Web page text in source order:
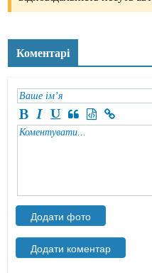
Коментарі